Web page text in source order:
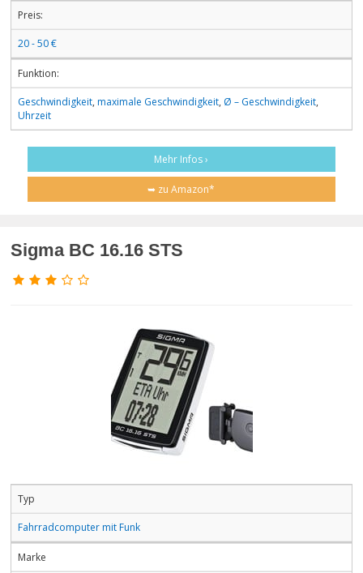
Preis:
20 - 50 €
Funktion:
Geschwindigkeit, maximale Geschwindigkeit, Ø – Geschwindigkeit,
Uhrzeit
Mehr Infos ›
➥ zu Amazon*
Sigma BC 16.16 STS
Typ
Fahrradcomputer mit Funk
Marke